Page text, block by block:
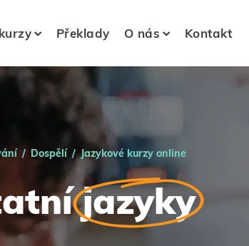
Překlady O nás Kontakt
Dospělí Jazykové kurzy online
jazyky